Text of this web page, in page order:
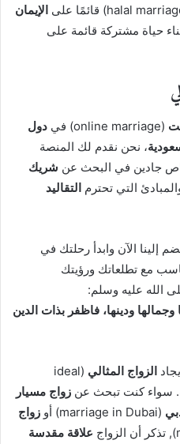
الإيمان
حياة مشتركة قائمة على
(online marriage) في
دول
، نحن نقدم لك المنصة
جادين في البحث عن شريك
التقاليد
إلينا الآن وابدأ رحلتك في
مع تطلعاتك ورؤيتك
الله عليه وسلم:
وجمالها ودينها، فاظفر بذات الدين
الزواج المثالي (ideal
زواج مسيار
(marriage in Dubai) أو
زواج
علاقة مقدسة